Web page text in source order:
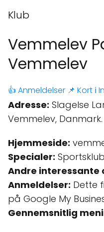
Klub
Vemmelev
Vemmelev
👍 Anmeldelser 📌 Kort ℹ️
Adresse: Slagelse
Vemmelev, Danmark.
Hjemmeside:
Specialer:
Andre interessante
Anmeldelser: Dette
på Google My
Gennemsnitlig